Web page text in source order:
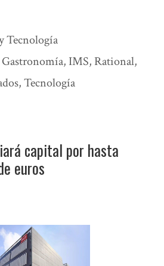
Tecnología
Gastronomía, IMS, Rational,
,Tecnología
capital por hasta
euros